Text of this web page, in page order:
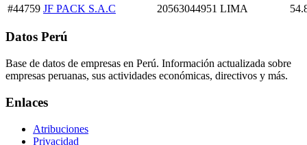
#44759 JF PACK S.A.C 20563044951 LIMA
Datos Perú
Base de datos de empresas en Perú. Información actualizada sobre
empresas peruanas, sus actividades económicas, directivos y más.
Enlaces
Atribuciones
Privacidad